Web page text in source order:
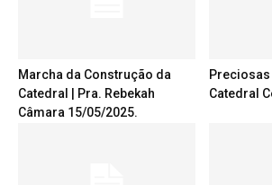
Marcha da Construção da
Catedral | Pra. Rebekah
Câmara 15/05/2025.
Preciosas
Catedral